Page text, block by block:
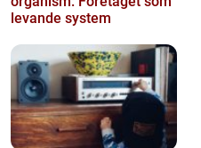
levande system